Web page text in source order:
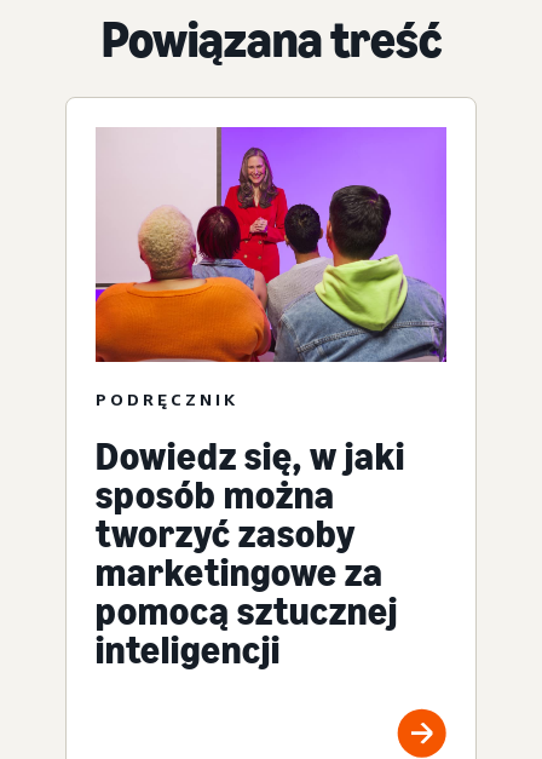
Powiązana treść
PODRĘCZNIK
Dowiedz się, w jaki
sposób można
tworzyć zasoby
marketingowe za
pomocą sztucznej
inteligencji